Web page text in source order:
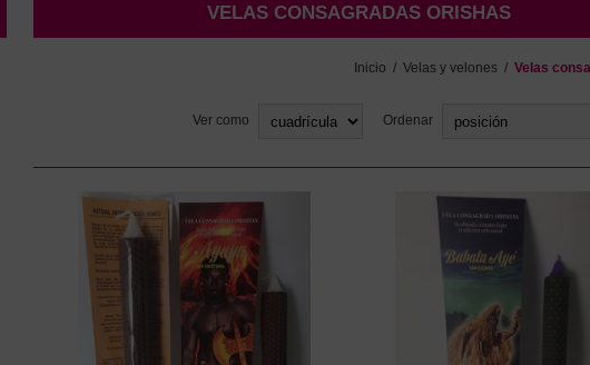
VELAS CONSAGRADAS ORISHAS
Inicio / Velas y velones / Velas
Ver como Ordenar